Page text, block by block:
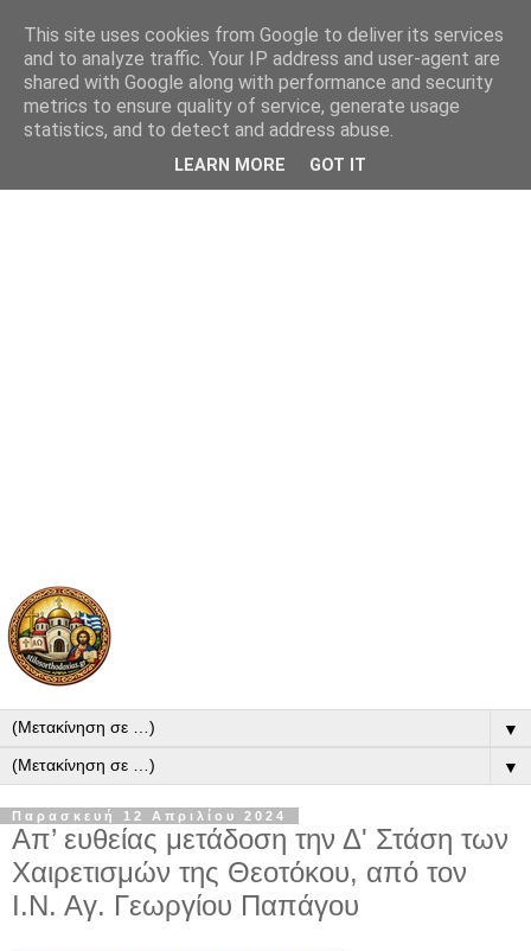
▼
▼
Παρασκευή 12 Απριλίου 2024
Απ’ ευθείας μετάδοση την Δ' Στάση των
Χαιρετισμών της Θεοτόκου, από τον
Ι.Ν. Αγ. Γεωργίου Παπάγου
This site uses cookies from Google to deliver its services
and to analyze traffic. Your IP address and user-agent are
shared with Google along with performance and security
metrics to ensure quality of service, generate usage
statistics, and to detect and address abuse.
LEARN MORE GOT IT